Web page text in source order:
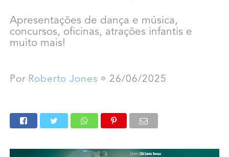
Apresentações de dança e música,
concursos, oficinas, atrações infantis e
muito mais!
Por Roberto Jones 26/06/2025